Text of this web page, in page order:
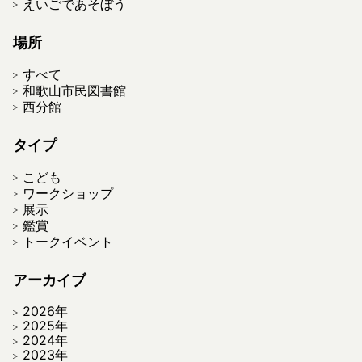
えいごであそぼう
場所
すべて
和歌山市民図書館
西分館
タイプ
こども
ワークショップ
展示
鑑賞
トークイベント
アーカイブ
2026年
2025年
2024年
2023年